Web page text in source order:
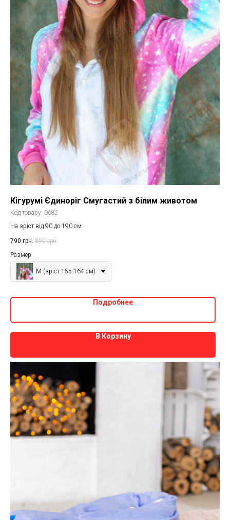
Кігурумі Єдиноріг Смугастий з білим животом
Код товару: 0682
На зріст від 90 до 190 см
790 грн. 890 грн.
Размер
M (зріст 155-164 см)
Подробнее
В Корзину